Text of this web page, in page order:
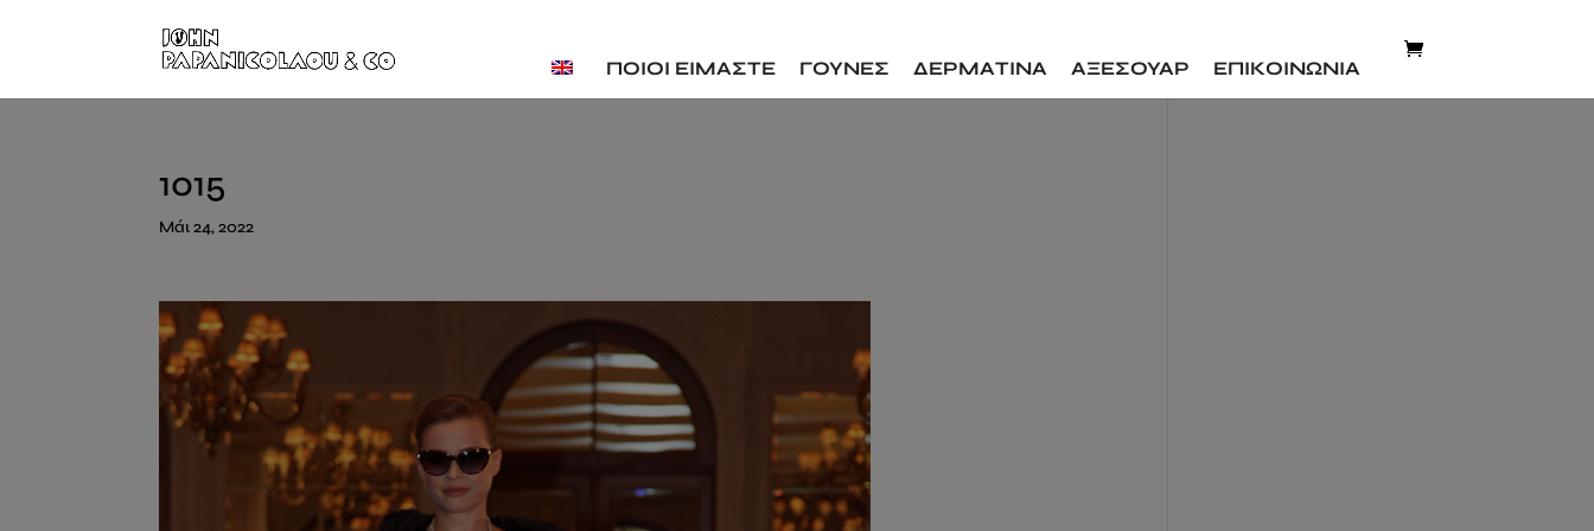
ΠΟΙΟΙ ΕΙΜΑΣΤΕ ΓΟΥΝΕΣ ΔΕΡΜΑΤΙΝΑ ΑΞΕΣΟΥΑΡ ΕΠΙΚΟΙΝΩΝΙΑ
1015
Μάι 24, 2022